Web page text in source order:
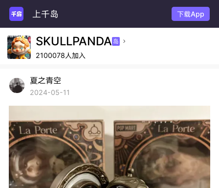
上千岛 下载App
SKULLPANDA 岛 
2100078人加入
夏之青空
2024-05-11